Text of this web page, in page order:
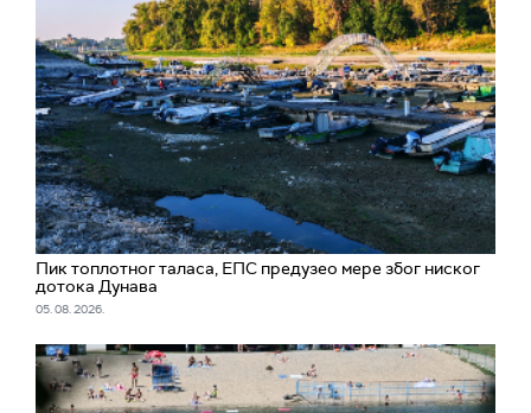
Пик топлотног таласа, ЕПС предузео мере због ниског
дотока Дунава
05. 08. 2026.